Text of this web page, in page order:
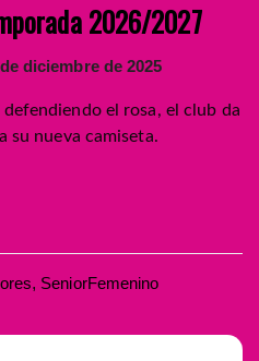
2026/2027
diciembre de 2025
defendiendo el rosa, el club da
su nueva camiseta.
, SeniorFemenino